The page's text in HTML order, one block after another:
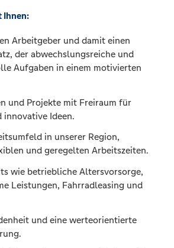
Ihnen:
Arbeitgeber und damit einen
der abwechslungsreiche und
Aufgaben in einem motivierten
und Projekte mit Freiraum für
Ideen.
in unserer Region,
und geregelten Arbeitszeiten.
wie betriebliche Altersvorsorge,
Leistungen, Fahrradleasing und
und eine werteorientierte